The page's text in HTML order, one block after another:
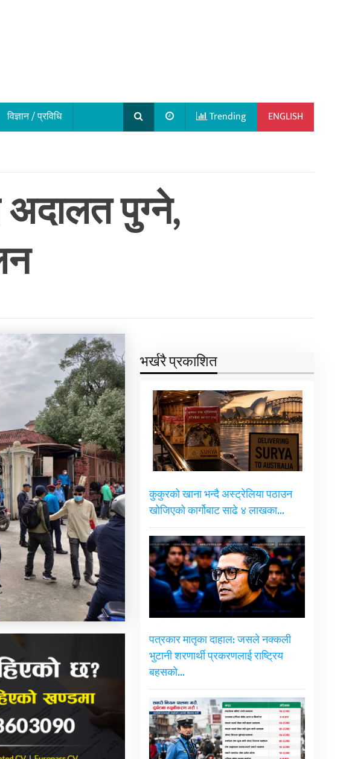
विज्ञान / प्रविधि Trending ENGLISH
अदालत पुग्ने,
भर्खरै प्रकाशित
कुकुरको खाना भन्दै अस्ट्रेलिया पठाउन
खोजिएको कार्गोबाट साढे ४ लाखका…
पत्रकार मातृका दाहाल: जसले नक्कली
भुटानी शरणार्थी प्रकरणलाई राष्ट्रिय
बहसको…